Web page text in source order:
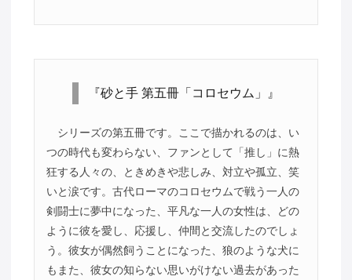
『砂と手 第五冊「コロセウム」』
シリーズの第五冊です。ここで描かれるのは、い
つの時代も変わらない、ファンとして「推し」に熱
狂する人々の、ときめきや悲しみ、対立や孤立、笑
いと涙です。古代ローマのコロセウムで戦う一人の
剣闘士に夢中になった、平凡な一人の女性は、どの
ように彼を愛し、応援し、仲間と交流したのでしょ
う。彼女が偶然飼うことになった、狼のような犬に
もまた、彼女の知らない思いがけない過去があった